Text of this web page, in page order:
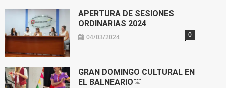
APERTURA DE SESIONES
ORDINARIAS 2024
04/03/2024 0
GRAN DOMINGO CULTURAL EN
EL BALNEARIO￼